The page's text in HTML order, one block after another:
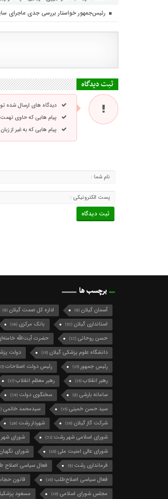
رئیس‌جمهور خواستار بررسی جدی ماجرای
ثبت دیدگاه
دیدگاه های ارسال شده
پیام هایی که حاوی تهمت
پیام هایی که به غیر از
برچسب ها
آسمان گیلان (9) اداره کل صمت گیلان (9)
استانداری گیلان (32) بانک مرکزی (19)
حسن روحانی (12) حضرت آیت‌الله
دانشگاه علوم پزشکی گیلان (15) دولت
رئیس جمهور(13) رئیس دولت اصلاحات(13)
رهبر انقلاب(15) رهبر معظم انقلاب(17)
سامانه بارشی (9) سخنگوی دولت (26)
سید حسن خمینی (15) سیدمحمد خاتمی (12)
شرکت گاز گیلان (10) شهردار رشت (49)
شورای اسلامی شهر رشت (21) شورای
شورای عالی امنیت ملی (10) شورای نگهبان
فرمانداری رشت (9) فعال سیاسی اصلاح
فعال سیاسی اصلاح‌طلب (10) قانون
مجلس شورای اسلامی (10) مسعود